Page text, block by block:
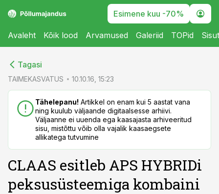
Esimene kuu -70%
Avaleht Kõik lood Arvamused Galeriid TOPid
Tagasi
TAIMEKASVATUS 10.10.16, 15:23
Tähelepanu! Artikkel on enam kui 5 aastat vana
ning kuulub väljaande digitaalsesse arhiivi.
Väljaanne ei uuenda ega kaasajasta arhiveeritud
sisu, mistõttu võib olla vajalik kaasaegsete
allikatega tutvumine
CLAAS esitleb APS HYBRIDi
peksusüsteemiga kombaini